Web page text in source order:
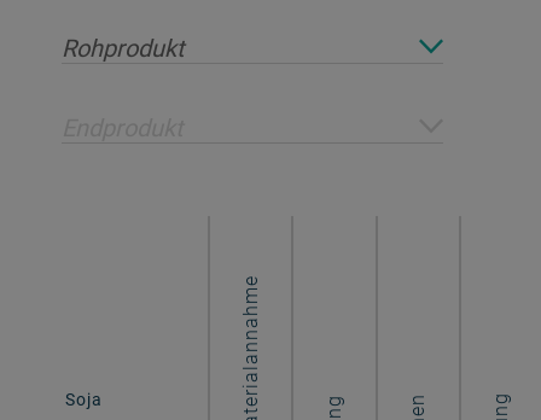
Rohprodukt
Soja Sojaflocken